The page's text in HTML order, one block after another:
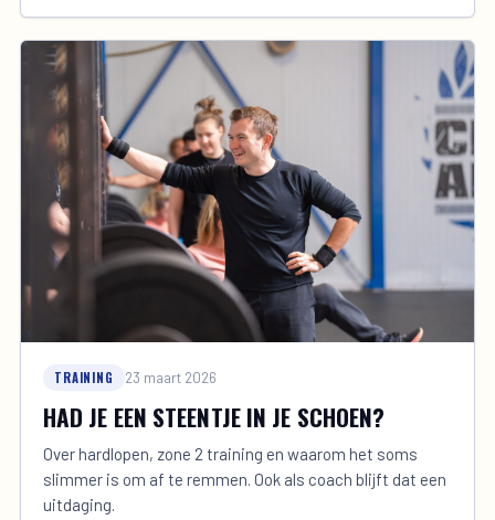
TRAINING 23 maart 2026
HAD JE EEN STEENTJE IN JE SCHOEN?
Over hardlopen, zone 2 training en waarom het soms
slimmer is om af te remmen. Ook als coach blijft dat een
uitdaging.